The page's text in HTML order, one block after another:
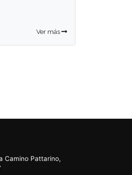
Ver más
Camino Pattarino,